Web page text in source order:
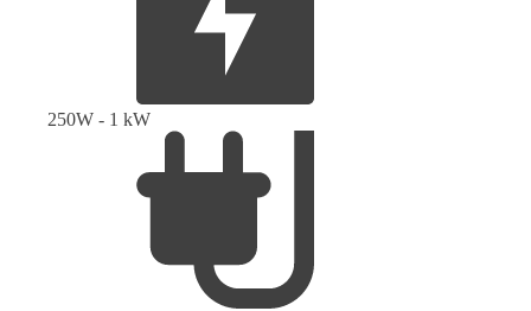
250W - 1 kW